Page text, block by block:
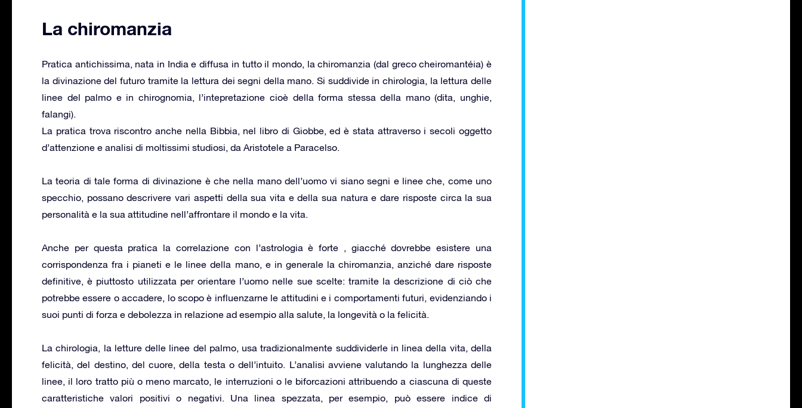
La chiromanzia
Pratica antichissima, nata in India e diffusa in tutto il mondo, la chiromanzia (dal greco cheiromantéia) è
la divinazione del futuro tramite la lettura dei segni della mano. Si suddivide in chirologia, la lettura delle
linee del palmo e in chirognomia, l’intepretazione cioè della forma stessa della mano (dita, unghie,
falangi).
La pratica trova riscontro anche nella Bibbia, nel libro di Giobbe, ed è stata attraverso i secoli oggetto
d’attenzione e analisi di moltissimi studiosi, da Aristotele a Paracelso.
La teoria di tale forma di divinazione è che nella mano dell’uomo vi siano segni e linee che, come uno
specchio, possano descrivere vari aspetti della sua vita e della sua natura e dare risposte circa la sua
personalità e la sua attitudine nell’affrontare il mondo e la vita.
Anche per questa pratica la correlazione con l’astrologia è forte , giacché dovrebbe esistere una
corrispondenza fra i pianeti e le linee della mano, e in generale la chiromanzia, anziché dare risposte
definitive, è piuttosto utilizzata per orientare l’uomo nelle sue scelte: tramite la descrizione di ciò che
potrebbe essere o accadere, lo scopo è influenzarne le attitudini e i comportamenti futuri, evidenziando i
suoi punti di forza e debolezza in relazione ad esempio alla salute, la longevità o la felicità.
La chirologia, la letture delle linee del palmo, usa tradizionalmente suddividerle in linea della vita, della
felicità, del destino, del cuore, della testa o dell’intuito. L’analisi avviene valutando la lunghezza delle
linee, il loro tratto più o meno marcato, le interruzioni o le biforcazioni attribuendo a ciascuna di queste
caratteristiche valori positivi o negativi. Una linea spezzata, per esempio, può essere indice di